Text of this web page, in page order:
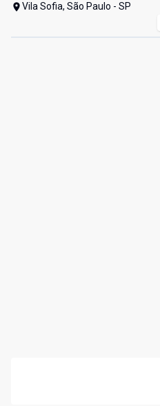
Vila Sofia, São Paulo - SP